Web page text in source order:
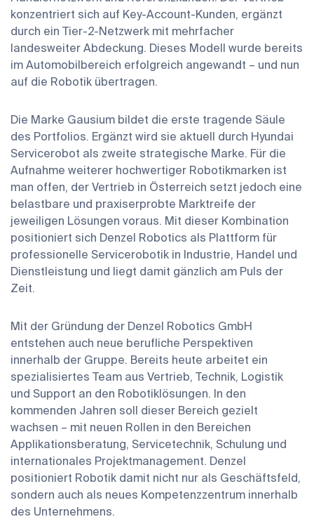
konzentriert sich auf Key-Account-Kunden, ergänzt
durch ein Tier-2-Netzwerk mit mehrfacher
landesweiter Abdeckung. Dieses Modell wurde bereits
im Automobilbereich erfolgreich angewandt – und nun
auf die Robotik übertragen.
Die Marke Gausium bildet die erste tragende Säule
des Portfolios. Ergänzt wird sie aktuell durch Hyundai
Servicerobot als zweite strategische Marke. Für die
Aufnahme weiterer hochwertiger Robotikmarken ist
man offen, der Vertrieb in Österreich setzt jedoch eine
belastbare und praxiserprobte Marktreife der
jeweiligen Lösungen voraus. Mit dieser Kombination
positioniert sich Denzel Robotics als Plattform für
professionelle Servicerobotik in Industrie, Handel und
Dienstleistung und liegt damit gänzlich am Puls der
Zeit.
Mit der Gründung der Denzel Robotics GmbH
entstehen auch neue berufliche Perspektiven
innerhalb der Gruppe. Bereits heute arbeitet ein
spezialisiertes Team aus Vertrieb, Technik, Logistik
und Support an den Robotiklösungen. In den
kommenden Jahren soll dieser Bereich gezielt
wachsen – mit neuen Rollen in den Bereichen
Applikationsberatung, Servicetechnik, Schulung und
internationales Projektmanagement. Denzel
positioniert Robotik damit nicht nur als Geschäftsfeld,
sondern auch als neues Kompetenzzentrum innerhalb
des Unternehmens.